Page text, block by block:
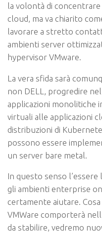
la volontà di
cloud, ma va chiarito
lavorare a stretto
ambienti server
hypervisor VMware.
La vera sfida sarà
non DELL, progredire
applicazioni monolitiche
virtuali alle applicazioni
distribuzioni di
possono essere
un server bare metal.
In questo senso
gli ambienti enterprise
certamente aiutare.
VMWare comporterà
da stabilire, vedremo